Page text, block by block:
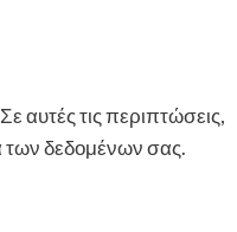
αυτές τις περιπτώσεις,
των δεδομένων σας.